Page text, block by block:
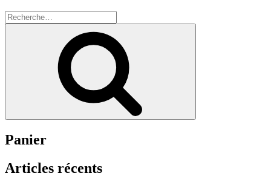
variations.
Les
options
peuvent
être
choisies
la
page
produit
Recherche
pour
Panier
Articles récents